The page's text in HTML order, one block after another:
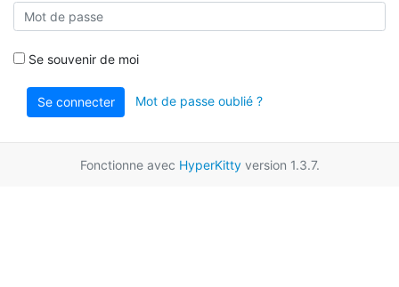
Se souvenir de moi
Se connecter Mot de passe oublié ?
Fonctionne avec HyperKittyversion 1.3.7.